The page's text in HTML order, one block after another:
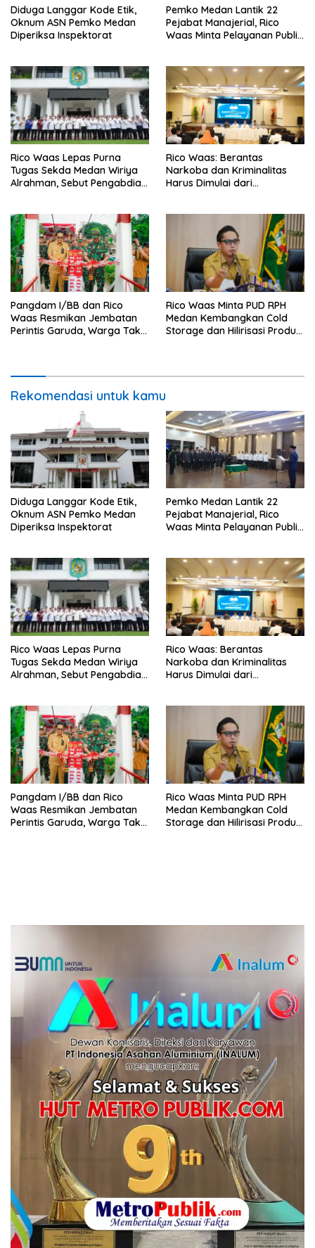
Diduga Langgar Kode Etik,
Oknum ASN Pemko Medan
Diperiksa Inspektorat
Pemko Medan Lantik 22
Pejabat Manajerial, Rico
Waas Minta Pelayanan Publik
Rico Waas Lepas Purna
Tugas Sekda Medan Wiriya
Alrahman, Sebut Pengabdian
Rico Waas: Berantas
Narkoba dan Kriminalitas
Harus Dimulai dari
Pangdam I/BB dan Rico
Waas Resmikan Jembatan
Perintis Garuda, Warga Tak
Rico Waas Minta PUD RPH
Medan Kembangkan Cold
Storage dan Hilirisasi Produk
Rekomendasi untuk kamu
Diduga Langgar Kode Etik,
Oknum ASN Pemko Medan
Diperiksa Inspektorat
Pemko Medan Lantik 22
Pejabat Manajerial, Rico
Waas Minta Pelayanan Publik
Rico Waas Lepas Purna
Tugas Sekda Medan Wiriya
Alrahman, Sebut Pengabdian
Rico Waas: Berantas
Narkoba dan Kriminalitas
Harus Dimulai dari
Pangdam I/BB dan Rico
Waas Resmikan Jembatan
Perintis Garuda, Warga Tak
Rico Waas Minta PUD RPH
Medan Kembangkan Cold
Storage dan Hilirisasi Produk